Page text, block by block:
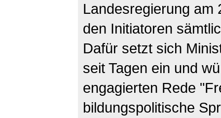
Landesregierung am
den Initiatoren
Dafür setzt sich
seit Tagen ein und
engagierten Rede
bildungspolitische